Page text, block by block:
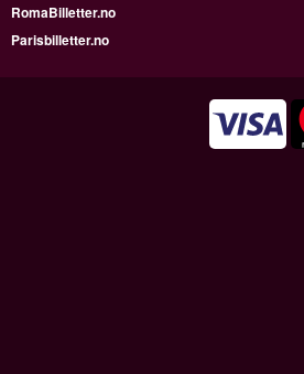
RomaBilletter.no
Parisbilletter.no